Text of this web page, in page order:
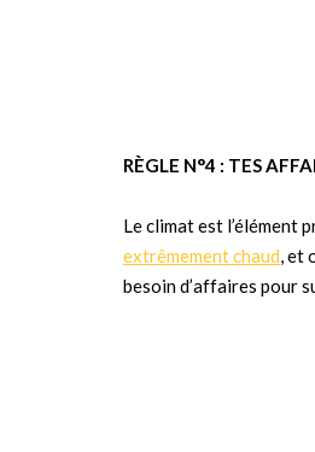
RÈGLE N°4 : TES
Le climat est l’élément
extrêmement chaud, et
besoin d’affaires pour